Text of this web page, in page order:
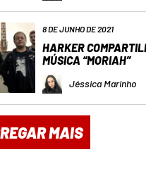
8 DE JUNHO DE 2021
HARKER
MÚSICA “MORIAH”
Jéssica Marinho
MAIS